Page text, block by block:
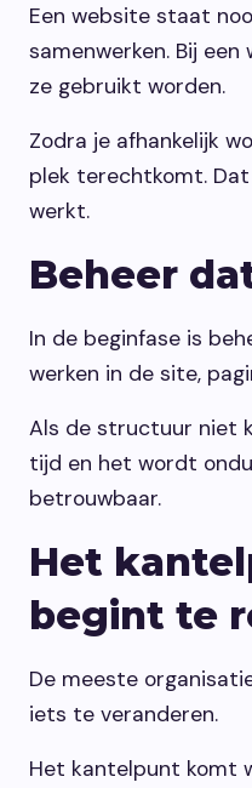
Een website staat
samenwerken. Bij
ze gebruikt worden.
Zodra je afhankelijk
plek terechtkomt. Dat
werkt.
Beheer
In de beginfase is
werken in de site,
Als de structuur niet
tijd en het wordt
betrouwbaar.
Het
begint te
De meeste
iets te veranderen.
Het kantelpunt komt